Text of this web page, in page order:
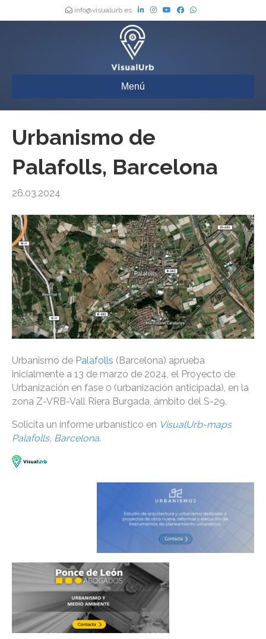
info@visualurb.es
Menú
Urbanismo de
Palafolls, Barcelona
26.03.2024
Urbanismo de Palafolls (Barcelona) aprueba
inicialmente a 13 de marzo de 2024, el Proyecto de
Urbanización en fase 0 (urbanización anticipada), en la
zona Z-VRB-Vall Riera Burgada, ámbito del S-29.
Solicita un informe urbanístico en VisualUrb-maps
Palafolls, Barcelona.